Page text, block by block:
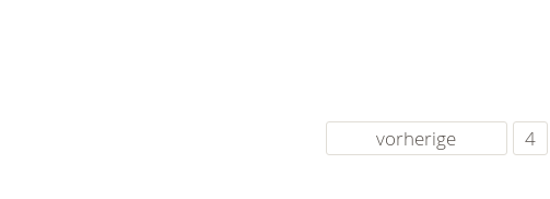
vorherige
4